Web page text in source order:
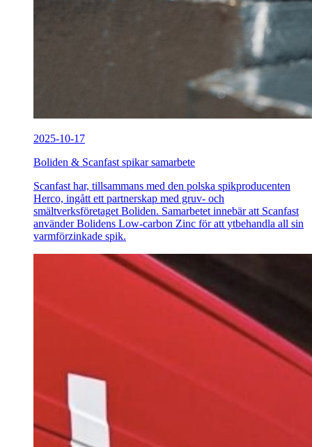
2025-10-17
Boliden & Scanfast spikar samarbete
Scanfast har, tillsammans med den polska spikproducenten
Herco, ingått ett partnerskap med gruv- och
smältverksföretaget Boliden. Samarbetet innebär att Scanfast
använder Bolidens Low-carbon Zinc för att ytbehandla all sin
varmförzinkade spik.